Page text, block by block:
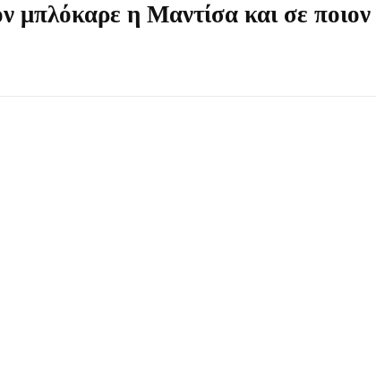
μπλόκαρε η Μαντίσα και σε ποιον